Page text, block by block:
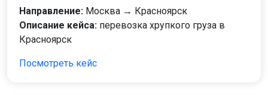
Направление: Москва → Красноярск
Описание кейса: перевозка хрупкого груза в
Красноярск
Посмотреть кейс